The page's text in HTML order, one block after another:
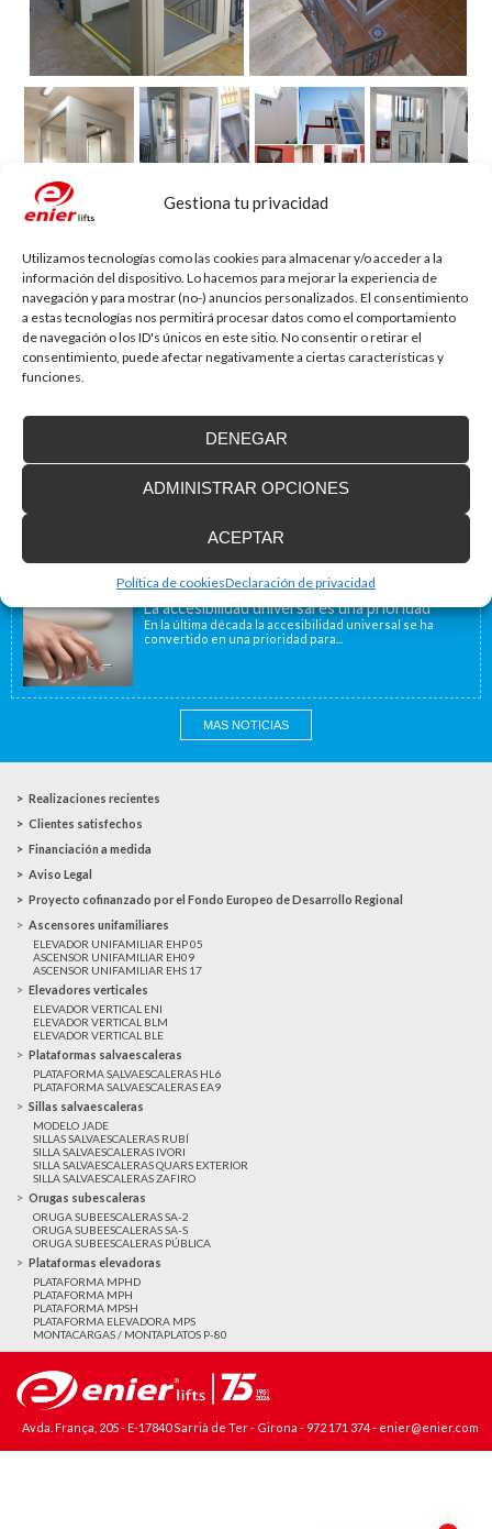
Gestiona tu privacidad
Utilizamos tecnologías como las cookies para almacenar y/o acceder a la
información del dispositivo. Lo hacemos para mejorar la experiencia de
navegación y para mostrar (no-) anuncios personalizados. El consentimiento
a estas tecnologías nos permitirá procesar datos como el comportamiento
de navegación o los ID's únicos en este sitio. No consentir o retirar el
consentimiento, puede afectar negativamente a ciertas características y
funciones.
ACEPTAR
DENEGAR
ADMINISTRAR OPCIONES
Política de cookiesDeclaración de privacidad
La importancia de la accesibilidad
¿Sabías que un 80% de las viviendas de nuestro país no
están adaptadas a...
Nuestra ubicación geográfica cercana a la frontera
Nueva convocatoria de ayudas para la
elevadoras y dispositivos de accesibilidad
15 de noviembre de...
La accesibilidad universal es una prioridad
En la última década la accesibilidad universal se ha
convertido en una prioridad para...
MAS NOTICIAS
Realizaciones recientes
Clientes satisfechos
Financiación a medida
Aviso Legal
Proyecto cofinanzado por el Fondo Europeo de Desarrollo Regional
Ascensores unifamiliares
ELEVADOR UNIFAMILIAR EHP 05
ASCENSOR UNIFAMILIAR EH09
ASCENSOR UNIFAMILIAR EHS 17
Elevadores verticales
ELEVADOR VERTICAL ENI
ELEVADOR VERTICAL BLM
ELEVADOR VERTICAL BLE
Plataformas salvaescaleras
PLATAFORMA SALVAESCALERAS HL6
PLATAFORMA SALVAESCALERAS EA9
Sillas salvaescaleras
MODELO JADE
SILLAS SALVAESCALERAS RUBÍ
SILLA SALVAESCALERAS IVORI
SILLA SALVAESCALERAS QUARS EXTERIOR
SILLA SALVAESCALERAS ZAFIRO
Orugas subescaleras
ORUGA SUBEESCALERAS SA-2
ORUGA SUBEESCALERAS SA-S
ORUGA SUBEESCALERAS PÚBLICA
Plataformas elevadoras
PLATAFORMA MPHD
PLATAFORMA MPH
PLATAFORMA MPSH
PLATAFORMA ELEVADORA MPS
MONTACARGAS / MONTAPLATOS P-80
Avda. França, 205 - E-17840 Sarrià de Ter - Girona - 972 171 374- enier@enier.com